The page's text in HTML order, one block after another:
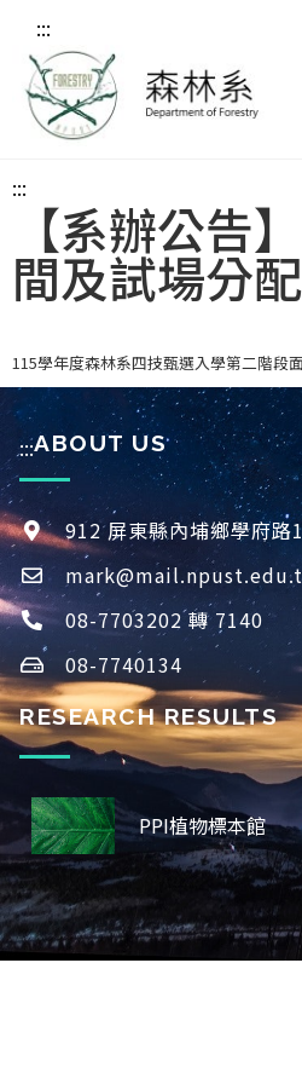
:::
:::
【系辦公告
間及試場分配
115學年度森林系四技甄選入學第二階段
:::ABOUT US
912 屏東縣內埔鄉學府路
08-7703202 轉 7140
08-7740134
RESEARCH RESULTS
PPI植物標本館